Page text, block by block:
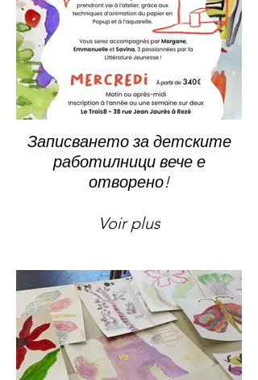
Записването за детските
работилници вече е
отворено!
Voir plus